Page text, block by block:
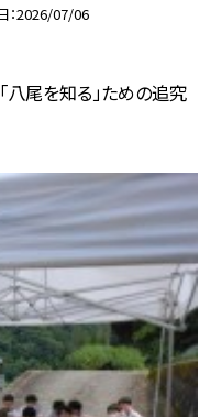
2026/07/06
尾を知る」ための追究